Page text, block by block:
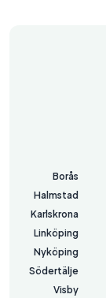
Borås
Halmstad
Karlskrona
Linköping
Nyköping
Södertälje
Visby